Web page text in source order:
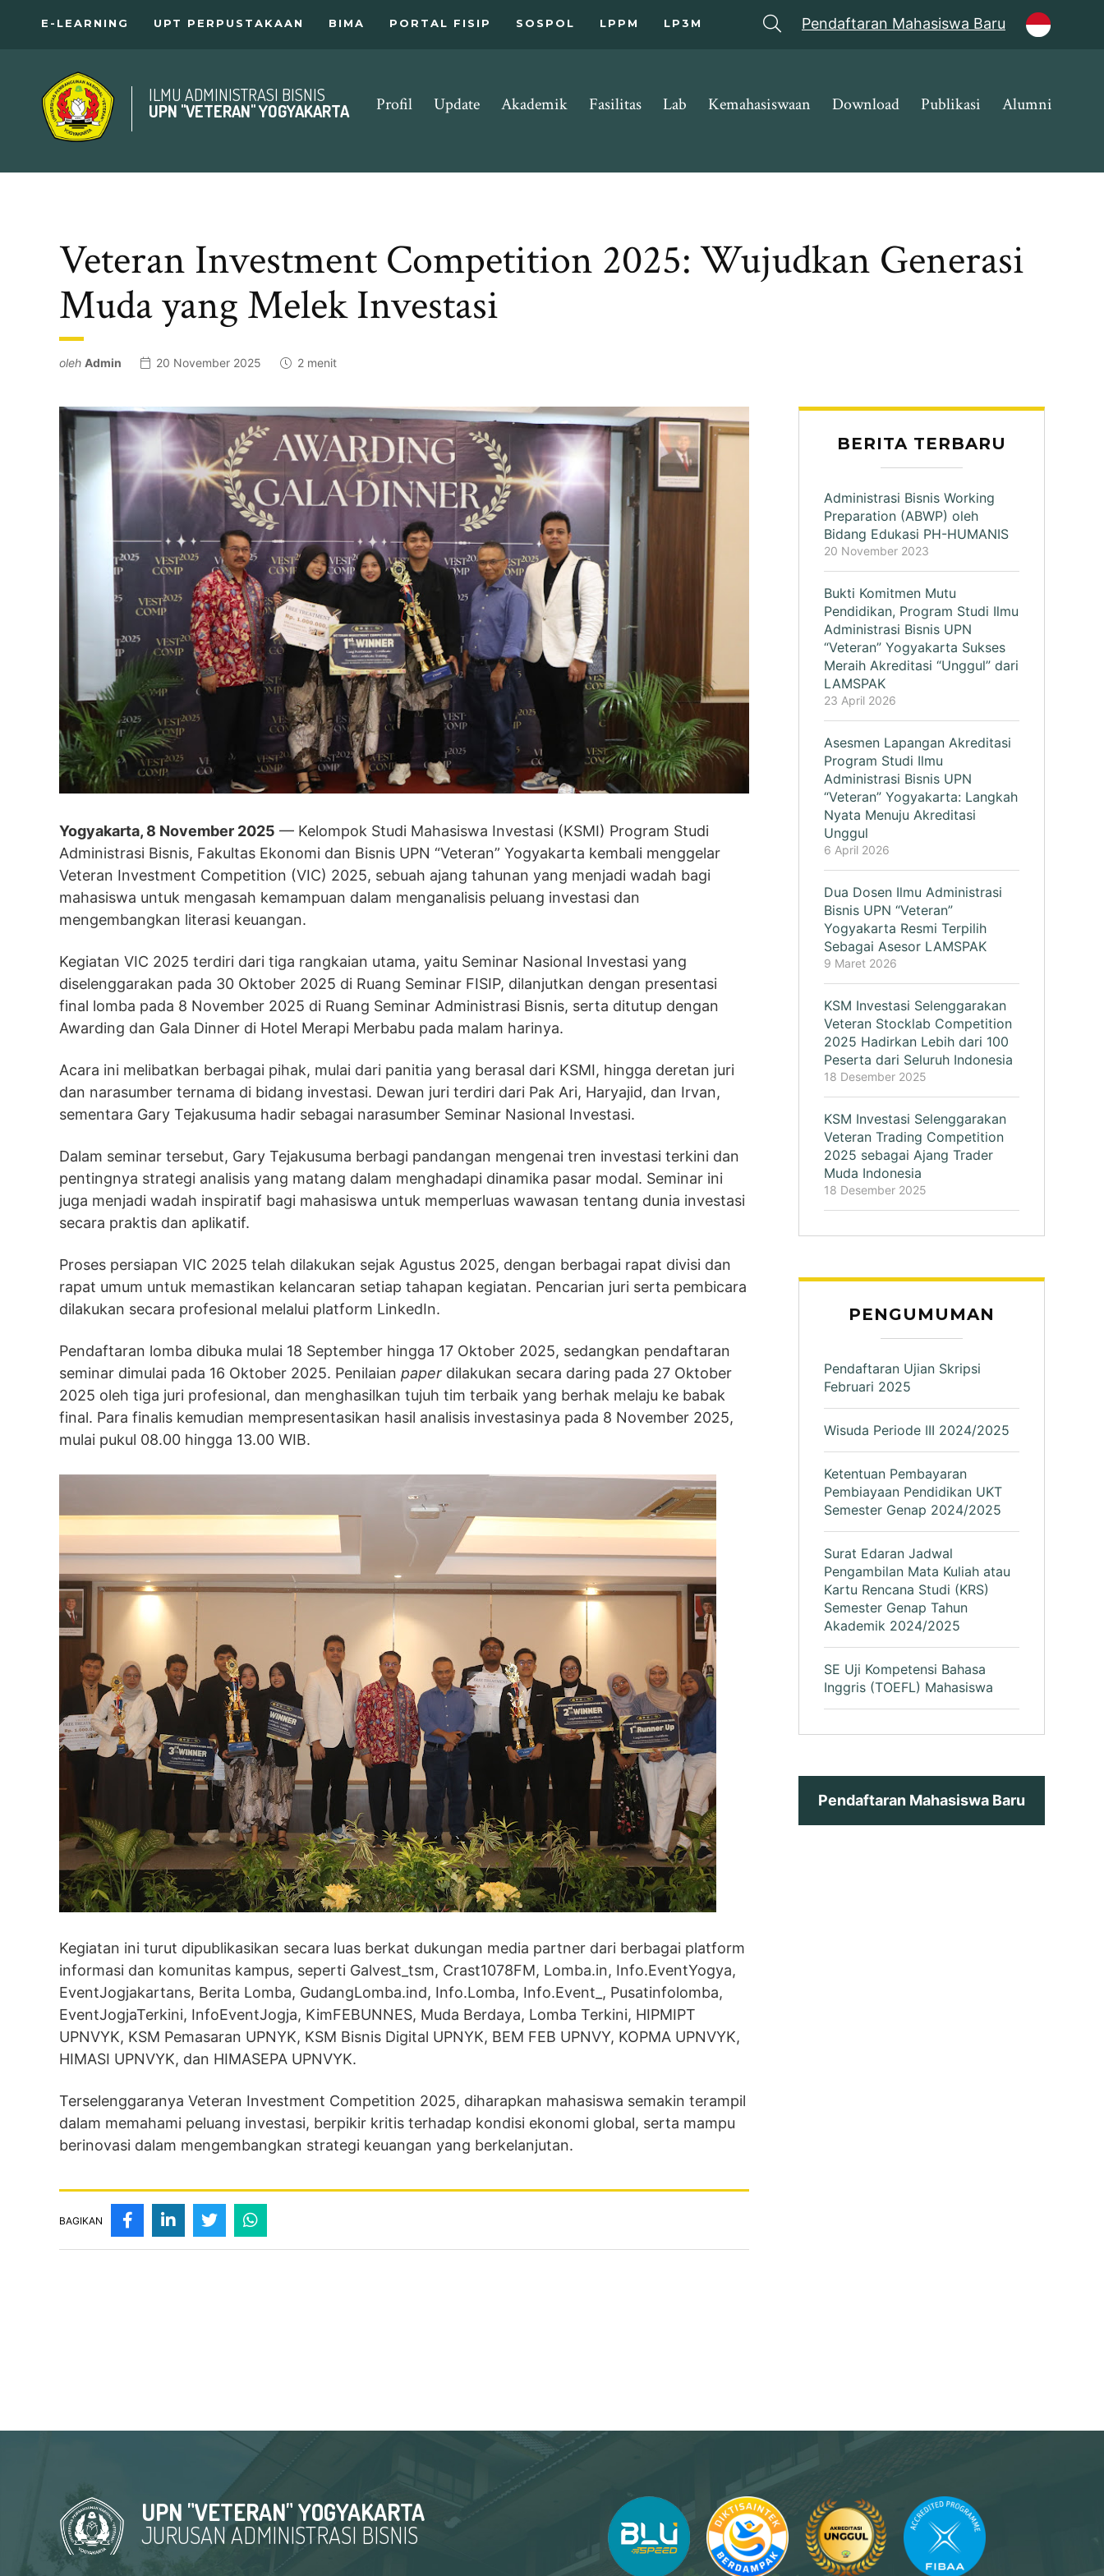
E-LEARNING UPT PERPUSTAKAAN BIMA PORTAL FISIP SOSPOL LPPM LP3M Pendaftaran Mahasiswa Baru
ILMU ADMINISTRASI BISNIS
UPN "VETERAN" YOGYAKARTA Profil Update Akademik Fasilitas Lab Kemahasiswaan Download Publikasi Alumni
Veteran Investment Competition 2025: Wujudkan Generasi
Muda yang Melek Investasi
oleh Admin 20 November 2025 2 menit
Yogyakarta, 8 November 2025 — Kelompok Studi Mahasiswa Investasi (KSMI) Program Studi
Administrasi Bisnis, Fakultas Ekonomi dan Bisnis UPN “Veteran” Yogyakarta kembali menggelar
Veteran Investment Competition (VIC) 2025, sebuah ajang tahunan yang menjadi wadah bagi
mahasiswa untuk mengasah kemampuan dalam menganalisis peluang investasi dan
mengembangkan literasi keuangan.
Kegiatan VIC 2025 terdiri dari tiga rangkaian utama, yaitu Seminar Nasional Investasi yang
diselenggarakan pada 30 Oktober 2025 di Ruang Seminar FISIP, dilanjutkan dengan presentasi
final lomba pada 8 November 2025 di Ruang Seminar Administrasi Bisnis, serta ditutup dengan
Awarding dan Gala Dinner di Hotel Merapi Merbabu pada malam harinya.
Acara ini melibatkan berbagai pihak, mulai dari panitia yang berasal dari KSMI, hingga deretan juri
dan narasumber ternama di bidang investasi. Dewan juri terdiri dari Pak Ari, Haryajid, dan Irvan,
sementara Gary Tejakusuma hadir sebagai narasumber Seminar Nasional Investasi.
Dalam seminar tersebut, Gary Tejakusuma berbagi pandangan mengenai tren investasi terkini dan
pentingnya strategi analisis yang matang dalam menghadapi dinamika pasar modal. Seminar ini
juga menjadi wadah inspiratif bagi mahasiswa untuk memperluas wawasan tentang dunia investasi
secara praktis dan aplikatif.
Proses persiapan VIC 2025 telah dilakukan sejak Agustus 2025, dengan berbagai rapat divisi dan
rapat umum untuk memastikan kelancaran setiap tahapan kegiatan. Pencarian juri serta pembicara
dilakukan secara profesional melalui platform LinkedIn.
Pendaftaran lomba dibuka mulai 18 September hingga 17 Oktober 2025, sedangkan pendaftaran
seminar dimulai pada 16 Oktober 2025. Penilaian paper dilakukan secara daring pada 27 Oktober
2025 oleh tiga juri profesional, dan menghasilkan tujuh tim terbaik yang berhak melaju ke babak
final. Para finalis kemudian mempresentasikan hasil analisis investasinya pada 8 November 2025,
mulai pukul 08.00 hingga 13.00 WIB.
Kegiatan ini turut dipublikasikan secara luas berkat dukungan media partner dari berbagai platform
informasi dan komunitas kampus, seperti Galvest_tsm, Crast1078FM, Lomba.in, Info.EventYogya,
EventJogjakartans, Berita Lomba, GudangLomba.ind, Info.Lomba, Info.Event_, Pusatinfolomba,
EventJogjaTerkini, InfoEventJogja, KimFEBUNNES, Muda Berdaya, Lomba Terkini, HIPMIPT
UPNVYK, KSM Pemasaran UPNYK, KSM Bisnis Digital UPNYK, BEM FEB UPNVY, KOPMA UPNVYK,
HIMASI UPNVYK, dan HIMASEPA UPNVYK.
Terselenggaranya Veteran Investment Competition 2025, diharapkan mahasiswa semakin terampil
dalam memahami peluang investasi, berpikir kritis terhadap kondisi ekonomi global, serta mampu
berinovasi dalam mengembangkan strategi keuangan yang berkelanjutan.
BAGIKAN
BERITA TERBARU
Administrasi Bisnis Working
Preparation (ABWP) oleh
Bidang Edukasi PH-HUMANIS
20 November 2023
Bukti Komitmen Mutu
Pendidikan, Program Studi Ilmu
Administrasi Bisnis UPN
“Veteran” Yogyakarta Sukses
Meraih Akreditasi “Unggul” dari
LAMSPAK
23 April 2026
Asesmen Lapangan Akreditasi
Program Studi Ilmu
Administrasi Bisnis UPN
“Veteran” Yogyakarta: Langkah
Nyata Menuju Akreditasi
Unggul
6 April 2026
Dua Dosen Ilmu Administrasi
Bisnis UPN “Veteran”
Yogyakarta Resmi Terpilih
Sebagai Asesor LAMSPAK
9 Maret 2026
KSM Investasi Selenggarakan
Veteran Stocklab Competition
2025 Hadirkan Lebih dari 100
Peserta dari Seluruh Indonesia
18 Desember 2025
KSM Investasi Selenggarakan
Veteran Trading Competition
2025 sebagai Ajang Trader
Muda Indonesia
18 Desember 2025
PENGUMUMAN
Pendaftaran Ujian Skripsi
Februari 2025
Wisuda Periode III 2024/2025
Ketentuan Pembayaran
Pembiayaan Pendidikan UKT
Semester Genap 2024/2025
Surat Edaran Jadwal
Pengambilan Mata Kuliah atau
Kartu Rencana Studi (KRS)
Semester Genap Tahun
Akademik 2024/2025
SE Uji Kompetensi Bahasa
Inggris (TOEFL) Mahasiswa
Pendaftaran Mahasiswa Baru
UPN "VETERAN" YOGYAKARTA
JURUSAN ADMINISTRASI BISNIS